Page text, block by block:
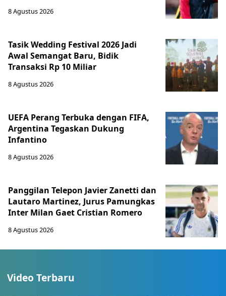
8 Agustus 2026
Tasik Wedding Festival 2026 Jadi
Awal Semangat Baru, Bidik
Transaksi Rp 10 Miliar
8 Agustus 2026
UEFA Perang Terbuka dengan FIFA,
Argentina Tegaskan Dukung
Infantino
8 Agustus 2026
Panggilan Telepon Javier Zanetti dan
Lautaro Martinez, Jurus Pamungkas
Inter Milan Gaet Cristian Romero
8 Agustus 2026
Video Terbaru